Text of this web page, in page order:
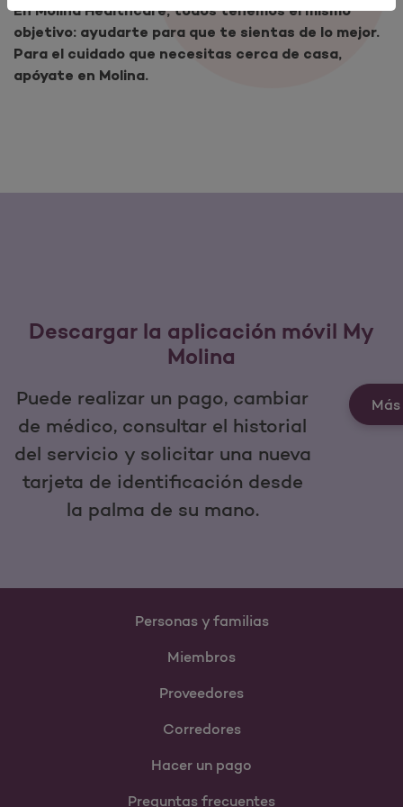
En Molina Healthcare, todos tenemos el mismo
objetivo: ayudarte para que te sientas de lo mejor.
Para el cuidado que necesitas cerca de casa,
apóyate en Molina.
Descargar la aplicación móvil My
Molina
Puede realizar un pago, cambiar
de médico, consultar el historial
del servicio y solicitar una nueva
tarjeta de identificación desde
la palma de su mano.
Personas y familias
Miembros
Proveedores
Corredores
Hacer un pago
Preguntas frecuentes